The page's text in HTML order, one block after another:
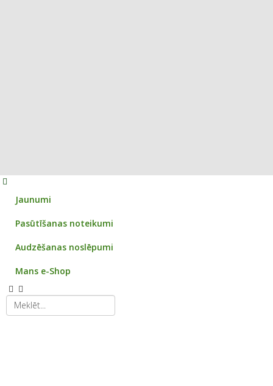
Jaunumi
Pasūtīšanas noteikumi
Audzēšanas noslēpumi
Mans e-Shop